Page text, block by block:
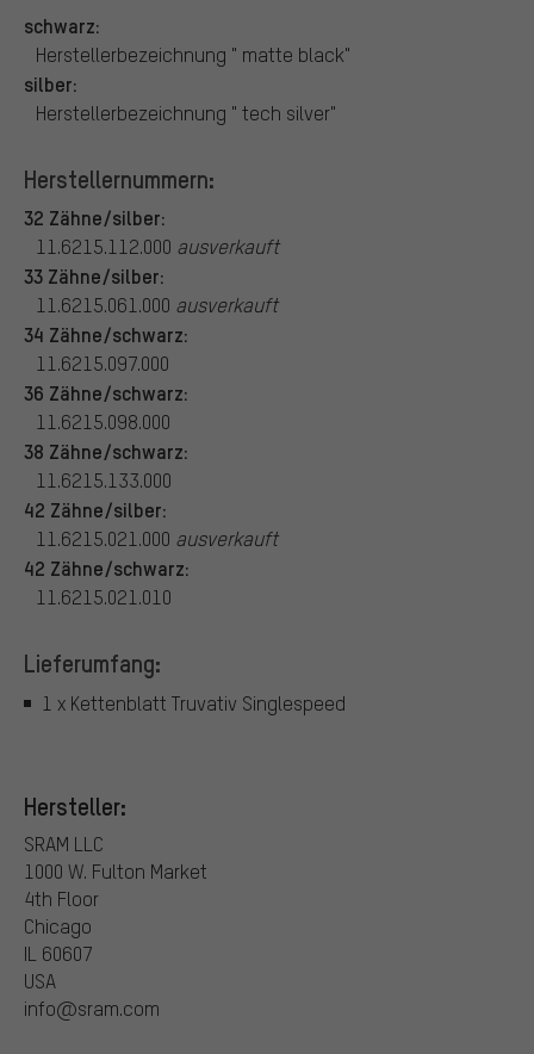
schwarz:
Herstellerbezeichnung " matte black"
silber:
Herstellerbezeichnung " tech silver"
Herstellernummern:
32 Zähne/silber:
11.6215.112.000 ausverkauft
33 Zähne/silber:
11.6215.061.000 ausverkauft
34 Zähne/schwarz:
11.6215.097.000
36 Zähne/schwarz:
11.6215.098.000
38 Zähne/schwarz:
11.6215.133.000
42 Zähne/silber:
11.6215.021.000 ausverkauft
42 Zähne/schwarz:
11.6215.021.010
Lieferumfang:
1 x Kettenblatt Truvativ Singlespeed
Hersteller:
SRAM LLC
1000 W. Fulton Market
4th Floor
Chicago
IL 60607
USA
info@sram.com